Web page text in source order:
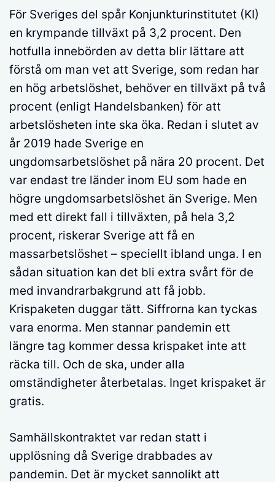
För Sveriges del spår Konjunkturinstitutet (KI)
en krympande tillväxt på 3,2 procent. Den
hotfulla innebörden av detta blir lättare att
förstå om man vet att Sverige, som redan har
en hög arbetslöshet, behöver en tillväxt på två
procent (enligt Handelsbanken) för att
arbetslösheten inte ska öka. Redan i slutet av
år 2019 hade Sverige en
ungdomsarbetslöshet på nära 20 procent. Det
var endast tre länder inom EU som hade en
högre ungdomsarbetslöshet än Sverige. Men
med ett direkt fall i tillväxten, på hela 3,2
procent, riskerar Sverige att få en
massarbetslöshet – speciellt ibland unga. I en
sådan situation kan det bli extra svårt för de
med invandrarbakgrund att få jobb.
Krispaketen duggar tätt. Siffrorna kan tyckas
vara enorma. Men stannar pandemin ett
längre tag kommer dessa krispaket inte att
räcka till. Och de ska, under alla
omständigheter återbetalas. Inget krispaket är
gratis.
Samhällskontraktet var redan statt i
upplösning då Sverige drabbades av
pandemin. Det är mycket sannolikt att